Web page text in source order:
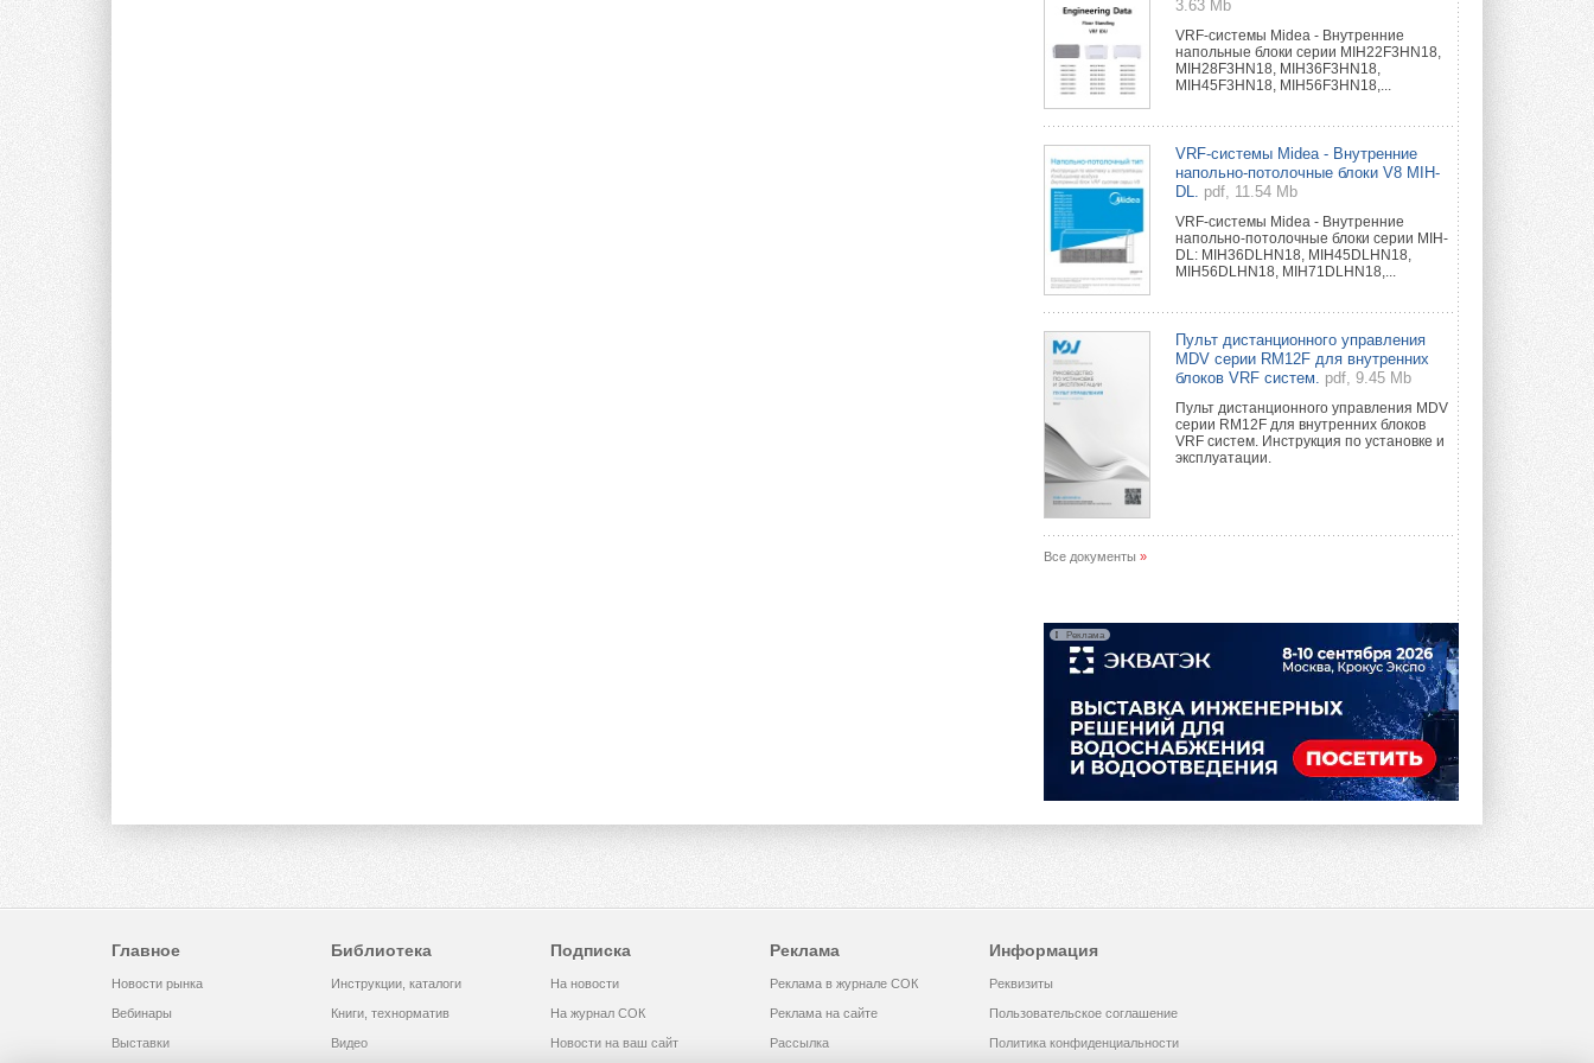
3.63 Mb
VRF-системы Midea - Внутренние
напольные блоки серии MIH22F3HN18,
MIH28F3HN18, MIH36F3HN18,
MIH45F3HN18, MIH56F3HN18,...
VRF-системы Midea - Внутренние
напольно-потолочные блоки V8 MIH-
DL.
pdf, 11.54 Mb
VRF-системы Midea - Внутренние
напольно-потолочные блоки серии MIH-
DL: MIH36DLHN18, MIH45DLHN18,
MIH56DLHN18, MIH71DLHN18,...
Пульт дистанционного управления
MDV серии RM12F для внутренних
блоков VRF систем.
pdf, 9.45 Mb
Пульт дистанционного управления MDV
серии RM12F для внутренних блоков
VRF систем. Инструкция по установке и
эксплуатации.
Все документы »
Реклама
Главное
Новости рынка
Вебинары
Выставки
Библиотека
Инструкции, каталоги
Книги, технорматив
Видео
Подписка
На новости
На журнал СОК
Новости на ваш сайт
Реклама
Реклама в журнале СОК
Реклама на сайте
Рассылка
Информация
Реквизиты
Пользовательское соглашение
Политика конфиденциальности